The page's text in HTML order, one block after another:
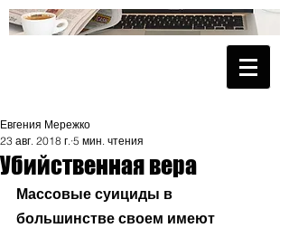
Убийственная вера
Евгения Мережко
23 авг. 2018 г. 5 мин. чтения
Массовые суициды в
большинстве своем имеют